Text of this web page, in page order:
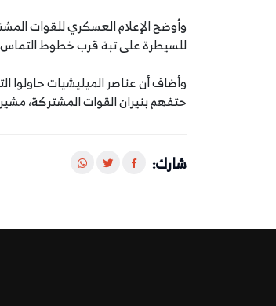
وأوضح الإعلام العسكري للقوات
للسيطرة على تبة قرب خطوط التماس
وأضاف أن عناصر الميليشيات حاولوا
حتفهم بنيران القوات المشتركة،
شارك: